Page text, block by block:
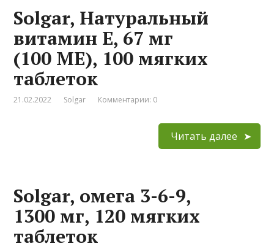
Solgar, Натуральный
витамин Е, 67 мг
(100 МЕ), 100 мягких
таблеток
21.02.2022 Solgar Комментарии: 0
Читать далее
Solgar, омега 3-6-9,
1300 мг, 120 мягких
таблеток